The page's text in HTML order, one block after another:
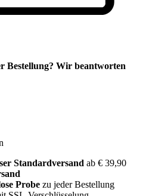
Bestellung? Wir beantworten
Standardversand ab € 39,90
Probe zu jeder Bestellung